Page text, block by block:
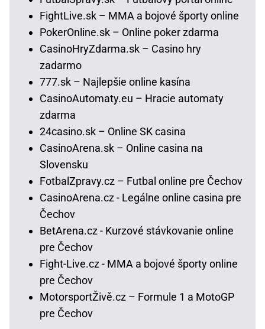
FightLive.sk – MMA a bojové športy online
PokerOnline.sk – Online poker zdarma
CasinoHryZdarma.sk – Casino hry
zadarmo
777.sk – Najlepšie online kasína
CasinoAutomaty.eu – Hracie automaty
zdarma
24casino.sk – Online SK casina
CasinoArena.sk – Online casina na
Slovensku
FotbalZpravy.cz – Futbal online pre Čechov
CasinoArena.cz - Legálne online casina pre
Čechov
BetArena.cz - Kurzové stávkovanie online
pre Čechov
Fight-Live.cz - MMA a bojové športy online
pre Čechov
MotorsportŽivě.cz – Formule 1 a MotoGP
pre Čechov